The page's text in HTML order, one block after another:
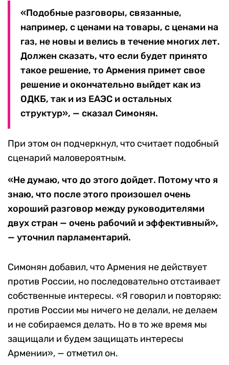
«Подобные разговоры, связанные,
например, с ценами на товары, с ценами на
газ, не новы и велись в течение многих лет.
Должен сказать, что если будет принято
такое решение, то Армения примет свое
решение и окончательно выйдет как из
ОДКБ, так и из ЕАЭС и остальных
структур», — сказал Симонян.
При этом он подчеркнул, что считает подобный
сценарий маловероятным.
«Не думаю, что до этого дойдет. Потому что я
знаю, что после этого произошел очень
хороший разговор между руководителями
двух стран — очень рабочий и эффективный»,
— уточнил парламентарий.
Симонян добавил, что Армения не действует
против России, но последовательно отстаивает
собственные интересы. «Я говорил и повторяю:
против России мы ничего не делали, не делаем
и не собираемся делать. Но в то же время мы
защищали и будем защищать интересы
Армении», — отметил он.